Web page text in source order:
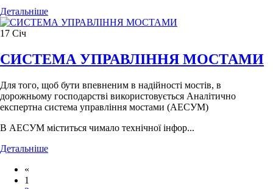
Детальніше
17 Січ
СИСТЕМА УПРАВЛІННЯ МОСТАМИ
Для того, щоб бути впевненим в надійності мостів, в
дорожньому господарстві використовується Аналітично
експертна система управління мостами (АЕСУМ)
В АЕСУМ міститься чимало технічної інфор...
Детальніше
«
1